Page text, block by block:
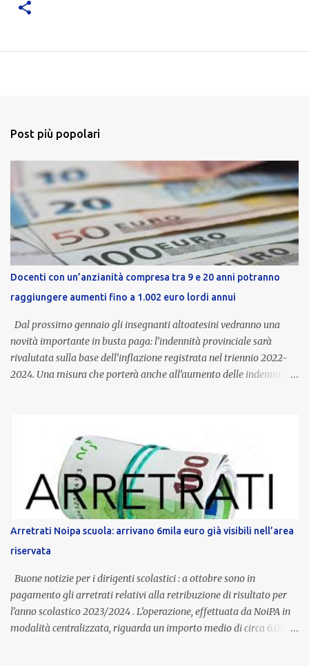
Post più popolari
Docenti con un’anzianità compresa tra 9 e 20 anni potranno
raggiungere aumenti fino a 1.002 euro lordi annui
Dal prossimo gennaio gli insegnanti altoatesini vedranno una
novità importante in busta paga: l’indennità provinciale sarà
rivalutata sulla base dell’inflazione registrata nel triennio 2022-
2024. Una misura che porterà anche all’aumento delle indennità di
dedicato alle donne vittime di violenza di genere, in linea con la
normativa nazionale e con l’obiettivo di offrire maggiore tutela e
supporto in situazioni delicate. L’indennità provinciale per i docenti
è un unicum in Italia: si tratta di una misura esclusiva della
Provincia autonoma di Bolzano, che integra in maniera stabile lo
stipendio nazionale grazie alle prerogative garantite
dall’autonomia locale. Non è un bonus temporaneo né un
compenso accessorio, ma una voce strutturale di retribuzione,
aggiornata periodicamente in base al cost...
Arretrati Noipa scuola: arrivano 6mila euro già visibili nell’area
riservata
Buone notizie per i dirigenti scolastici : a ottobre sono in
pagamento gli arretrati relativi alla retribuzione di risultato per
l’anno scolastico 2023/2024 . L’operazione, effettuata da NoiPA in
modalità centralizzata, riguarda un importo medio di circa 6.000